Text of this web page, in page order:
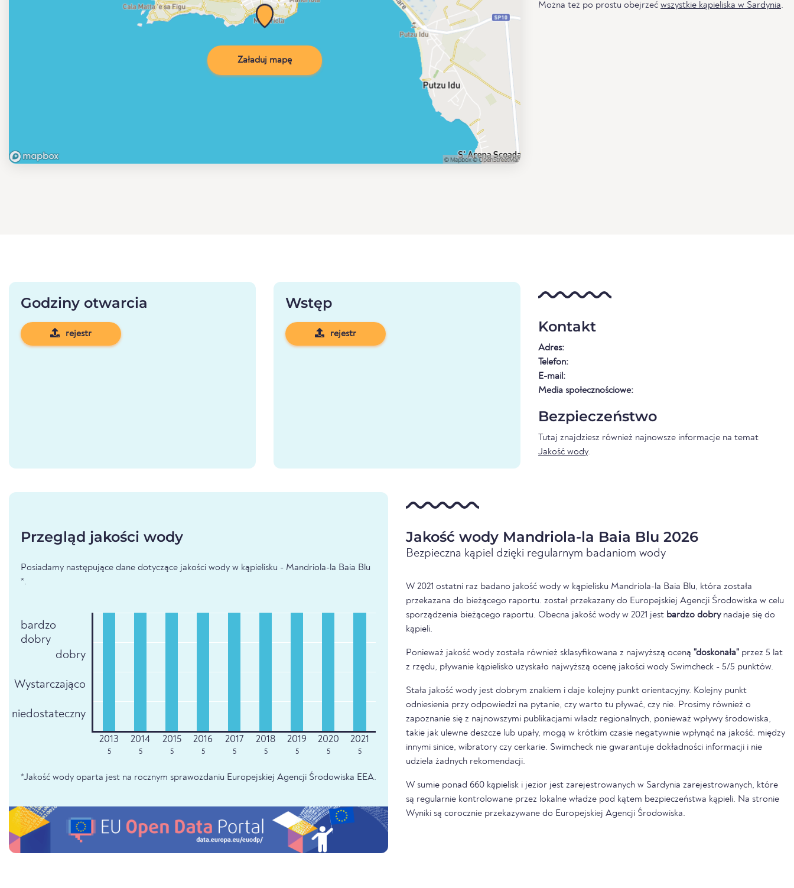
Załaduj mapę
Można też po prostu obejrzeć wszystkie kąpieliska w Sardynia.
Godziny otwarcia
rejestr
Wstęp
rejestr Kontakt
Adres:
Telefon:
E-mail:
Media społecznościowe:
Bezpieczeństwo
Tutaj znajdziesz również najnowsze informacje na temat
Jakość wody.
Przegląd jakości wody
Posiadamy następujące dane dotyczące jakości wody w kąpielisku - Mandriola-la Baia Blu
*.
bardzo
dobry
dobry
Wystarczająco
niedostateczny
5 5 5 5 5 5 5 5 5
*Jakość wody oparta jest na rocznym sprawozdaniu Europejskiej Agencji Środowiska EEA.
Jakość wody Mandriola-la Baia Blu 2026
Bezpieczna kąpiel dzięki regularnym badaniom wody
W 2021 ostatni raz badano jakość wody w kąpielisku Mandriola-la Baia Blu, która została
przekazana do bieżącego raportu. został przekazany do Europejskiej Agencji Środowiska w celu
sporządzenia bieżącego raportu. Obecna jakość wody w 2021 jest bardzo dobrynadaje się do
kąpieli.
Ponieważ jakość wody została również sklasyfikowana z najwyższą oceną "doskonała" przez 5 lat
z rzędu, pływanie kąpielisko uzyskało najwyższą ocenę jakości wody Swimcheck - 5/5 punktów.
Stała jakość wody jest dobrym znakiem i daje kolejny punkt orientacyjny. Kolejny punkt
odniesienia przy odpowiedzi na pytanie, czy warto tu pływać, czy nie. Prosimy również o
zapoznanie się z najnowszymi publikacjami władz regionalnych, ponieważ wpływy środowiska,
takie jak ulewne deszcze lub upały, mogą w krótkim czasie negatywnie wpłynąć na jakość. między
innymi sinice, wibratory czy cerkarie. Swimcheck nie gwarantuje dokładności informacji i nie
udziela żadnych rekomendacji.
W sumie ponad 660 kąpielisk i jezior jest zarejestrowanych w Sardynia zarejestrowanych, które
są regularnie kontrolowane przez lokalne władze pod kątem bezpieczeństwa kąpieli. Na stronie
Wyniki są corocznie przekazywane do Europejskiej Agencji Środowiska.